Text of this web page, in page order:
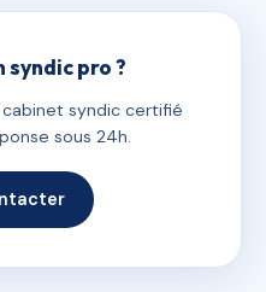
syndic pro ?
syndic certifié
sous 24h.